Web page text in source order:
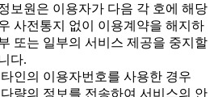
보원은 이용자가 다음 각 호에 해당
사전통지 없이 이용계약을 해지하
또는 일부의 서비스 제공을 중지할
다.
타인의 이용자번호를 사용한 경우
량의 정보를 전송하여 서비스의 안